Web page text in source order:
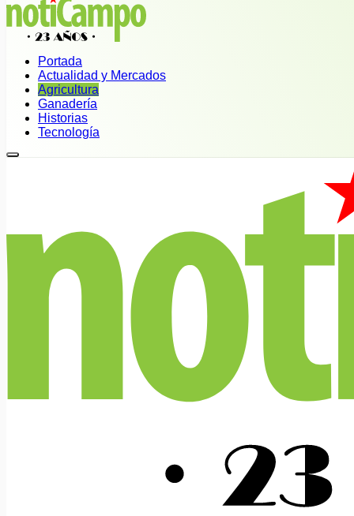
Portada
Actualidad y Mercados
Agricultura
Ganadería
Historias
Tecnología